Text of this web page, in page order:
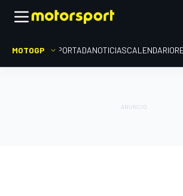
MOTOGP PORTADANOTICIASCALENDARIO